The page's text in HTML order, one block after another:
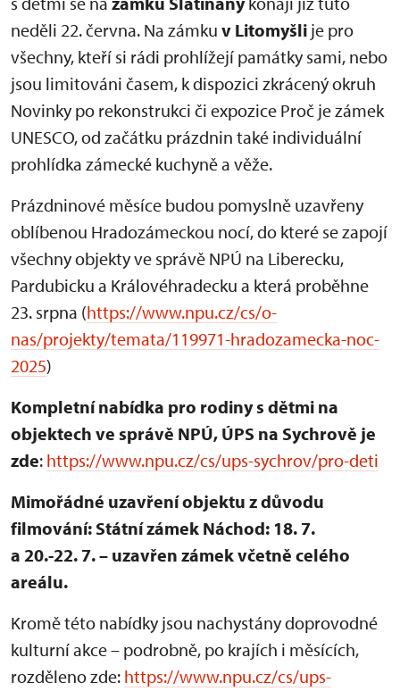
neděli 22. června. Na zámku v Litomyšli je pro
všechny, kteří si rádi prohlížejí památky sami, nebo
jsou limitováni časem, k dispozici zkrácený okruh
Novinky po rekonstrukci či expozice Proč je zámek
UNESCO, od začátku prázdnin také individuální
prohlídka zámecké kuchyně a věže.
Prázdninové měsíce budou pomyslně uzavřeny
oblíbenou Hradozámeckou nocí, do které se zapojí
všechny objekty ve správě NPÚ na Liberecku,
Pardubicku a Královéhradecku a která proběhne
23. srpna (https://www.npu.cz/cs/o-
nas/projekty/temata/119971-hradozamecka-noc-
2025)
Kompletní nabídka pro rodiny s dětmi na
objektech ve správě NPÚ, ÚPS na Sychrově je
zde: https://www.npu.cz/cs/ups-sychrov/pro-deti
Mimořádné uzavření objektu z důvodu
filmování: Státní zámek Náchod: 18. 7.
a 20.-22. 7. – uzavřen zámek včetně celého
areálu.
Kromě této nabídky jsou nachystány doprovodné
kulturní akce – podrobně, po krajích i měsících,
rozděleno zde: https://www.npu.cz/cs/ups-